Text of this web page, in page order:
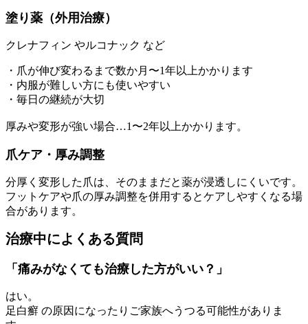
塗り薬（外用治療）
クレナフィン やルコナック など
・爪が伸び変わるまで数か月〜1年以上かかります
・内服が難しい方にも使いやすい
・毎日の継続が大切
厚みや変形が強い場合…1〜2年以上かかります。
爪ケア・厚み調整
分厚く変形した爪は、そのままだと薬が浸透しにくいです。
フットケアや爪の厚み調整を併用するとケアしやすくなる場
合があります。
治療中によくある質問
「痛みがなくても治療した方がいい？」
はい。
足白癬 の原因になったりご家族へうつる可能性がありま